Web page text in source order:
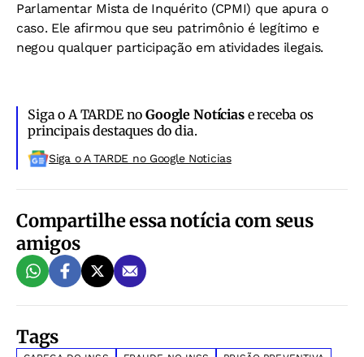
Parlamentar Mista de Inquérito (CPMI) que apura o
caso. Ele afirmou que seu patrimônio é legítimo e
negou qualquer participação em atividades ilegais.
Siga o A TARDE noGoogle Notíciase receba os
principais destaques do dia.
Siga o A TARDE no Google Noticias
Compartilhe essa notícia com seus
amigos
Tags